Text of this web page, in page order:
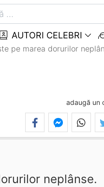
AUTORI CELEBRI
pe marea dorurilor
adaugă un
neplânse.